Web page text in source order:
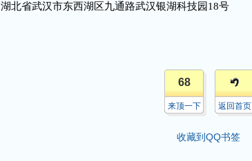
湖北省武汉市东西湖区九通路武汉银湖科技园 18号
68
来顶一下 返回首页
收藏到QQ书签